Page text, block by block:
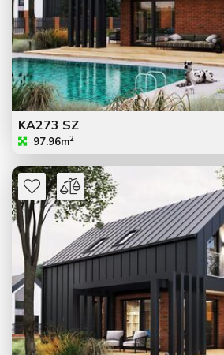
KA273 SZ
97.96m2